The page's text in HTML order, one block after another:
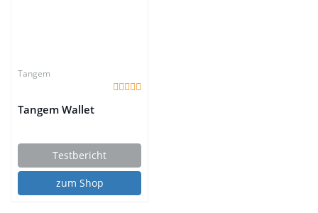
Tangem
Tangem Wallet
Testbericht
zum Shop